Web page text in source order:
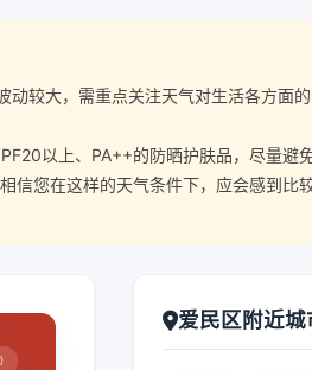
较大，需重点关注天气对生活各方面
以上、PA++的防晒护肤品，尽量避
信您在这样的天气条件下，应会感到比
爱民区附近城